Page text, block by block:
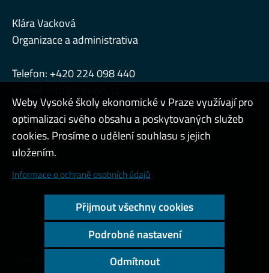
Klára Vacková
Organizace a administrativa
Telefon: +420 224 098 440
Admin
Cookies a ochrana osobních údajů
Přístupnost webu
Vysoký kontrast
Copyright © 2000 - 2026 Vysoká škola ekonomická v Praze
Weby Vysoké školy ekonomické v Praze využívají pro
optimalizaci svého obsahu a poskytovaných služeb
cookies. Prosíme o udělení souhlasu s jejich
uložením.
Informace o ochraně osobních údajů
Přijmout všechny cookies
Podrobné nastavení
Odmítnout